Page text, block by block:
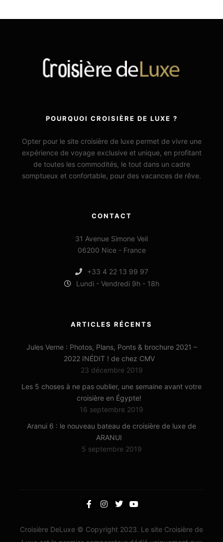
POURQUOI CROISIÈRE DE LUXE ?
Opter pour le site croisière de luxe permet de vivre une
expérience de voyage exclusive et unique, en profitant
de toutes les commodités, le tout dans un cadre
somptueux et confortable, pour des vacances de rêve.
CONTACT
31 Avenue Simone Veil
06200 Nice - France
+33 4 22 13 99 97
Lundi - Vendredi 9h - 18h
ARTICLES RÉCENTS
Jules Verne : Photos, Plans, Ponts & brochure 2021 –
2022 INÉDIT ! de chez CMV
23 décembre 2019
Les 5 choses à ne pas oublier, une semaine avant votre
croisière en Égypte!
16 septembre 2019
Aranui 6 : le nouveau bateau de croisière de luxe de
ARANUI
5 septembre 2019
Croisière DeLuxe © Copyright 2023. Le site Croisière de